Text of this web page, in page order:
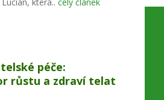
péče:
růstu a zdraví telat